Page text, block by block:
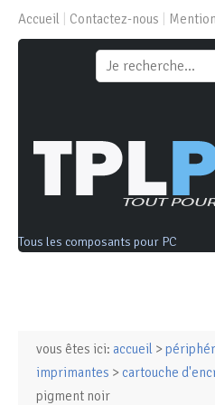
Accueil Contactez-nous
Tous les composants pour PC
Ordinateurs
vous êtes ici: accueil >
imprimantes > cartouche
pigment noir